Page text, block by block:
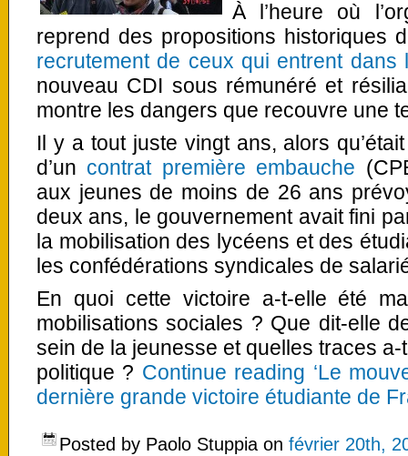
À l’heure où
reprend des propositions historiques
recrutement de ceux qui entrent
nouveau CDI sous rémunéré et
montre les dangers que recouvre une
Il y a tout juste vingt ans, alors
d’un contrat première embauche
aux jeunes de moins de 26 ans
deux ans, le gouvernement avait fini
la mobilisation des lycéens et des
les confédérations syndicales de
En quoi cette victoire a-t-elle été
mobilisations sociales ? Que dit-elle
sein de la jeunesse et quelles traces
politique ? Continue reading ‘Le
dernière grande victoire étudiante de
Posted by Paolo Stuppia on février 20th,